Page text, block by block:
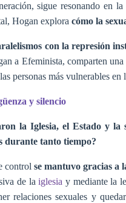
sigue resonando en
Hogan explora cómo la
con la represión
a Efeminista, comparten una
personas más vulnerables en
y silencio
la Iglesia, el Estado y la
durante tanto tiempo?
controlse mantuvo gracias a
de laiglesia y mediante la
relaciones sexuales y